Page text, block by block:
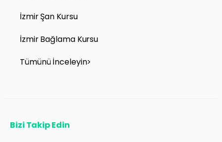
İzmir Şan Kursu
İzmir Bağlama Kursu
Tümünü İnceleyin>
Bizi Takip Edin